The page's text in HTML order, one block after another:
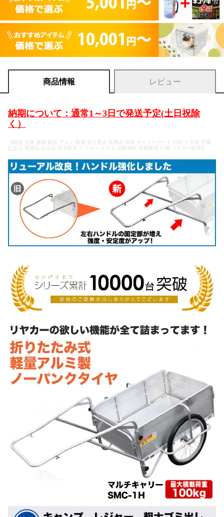
商品情報 レビュー
納期について：通常1～3日で発送予定(土日祝除
く）
【防災 台車 運搬 輸送 アルミ 軽量 折り畳み 折畳み 荷車 キャリーカート SMC-1 学校 卒業
記念品 寄贈品 自治会 自主防災 リアカー ヒラキ 送料無料 移動販売 行商 リヤカー販売】